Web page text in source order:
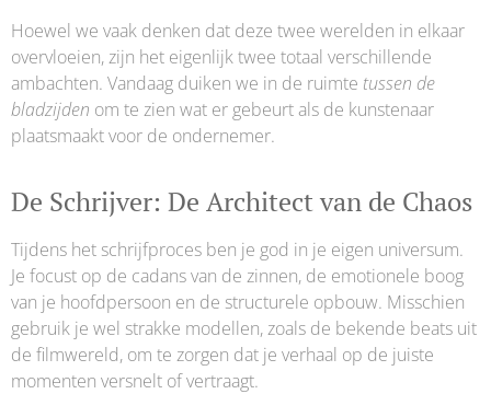
Hoewel we vaak denken dat deze twee werelden in elkaar
overvloeien, zijn het eigenlijk twee totaal verschillende
ambachten. Vandaag duiken we in de ruimte tussen de
bladzijden om te zien wat er gebeurt als de kunstenaar
plaatsmaakt voor de ondernemer.
De Schrijver: De Architect van de Chaos
Tijdens het schrijfproces ben je god in je eigen universum.
Je focust op de cadans van de zinnen, de emotionele boog
van je hoofdpersoon en de structurele opbouw. Misschien
gebruik je wel strakke modellen, zoals de bekende beats uit
de filmwereld, om te zorgen dat je verhaal op de juiste
momenten versnelt of vertraagt.